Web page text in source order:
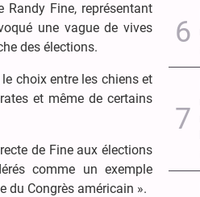
Fine, représentant
une vague de vives
des élections.
choix entre les chiens et
et même de certains
de Fine aux élections
comme un exemple
du Congrès américain ».